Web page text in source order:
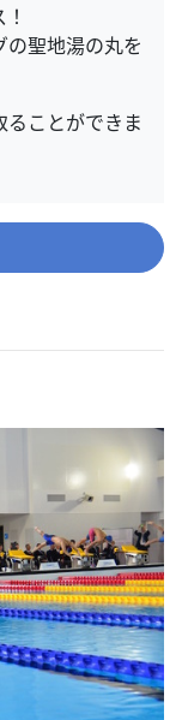
聖地湯の丸を
ことができま